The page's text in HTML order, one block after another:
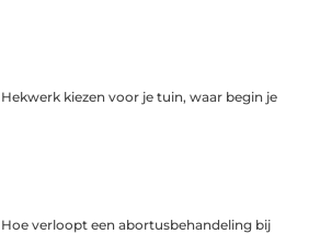
Hekwerk kiezen voor je tuin, waar begin je
Hoe verloopt een abortusbehandeling bij